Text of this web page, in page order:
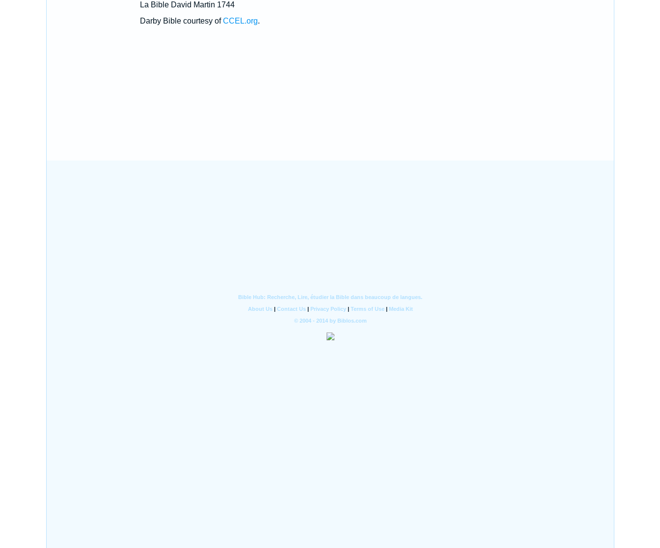
La Bible David Martin 1744
Darby Bible courtesy ofCCEL.org.